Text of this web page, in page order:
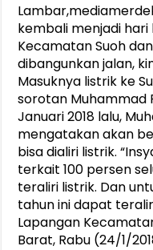
kembali menjadi
Kecamatan Suoh
dibangunkan jalan,
Masuknya listrik ke
sorotan Muhammad
Januari 2018 lalu,
mengatakan akan
bisa dialiri listrik.
terkait 100 persen
teraliri listrik. Dan
tahun ini dapat
Lapangan
Barat, Rabu (24/1/